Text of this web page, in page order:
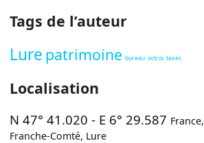
Tags de l’auteur
Lure patrimoine bureau octroi taxes
Localisation
N 47° 41.020 - E 6° 29.587 France,
Franche-Comté, Lure